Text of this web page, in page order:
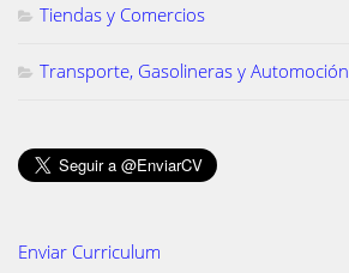
Tiendas y Comercios
Transporte, Gasolineras y Automoción
Enviar Curriculum